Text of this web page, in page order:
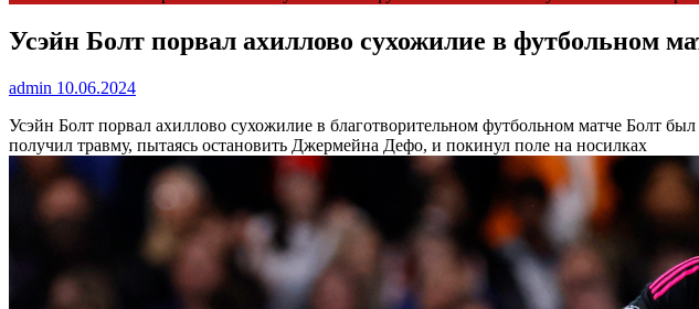
Усэйн Болт порвал ахиллово сухожилие в футбольном
admin 10.06.2024
Усэйн Болт порвал ахиллово сухожилие в благотворительном футбольном матче Болт был
получил травму, пытаясь остановить Джермейна Дефо, и покинул поле на носилках